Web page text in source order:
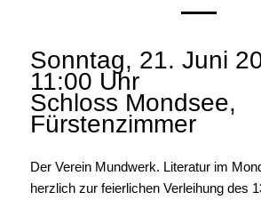
Sonntag, 21. Juni
11:00 Uhr
Schloss Mondsee,
Fürstenzimmer
Der Verein Mundwerk. Literatur im
herzlich zur feierlichen Verleihung des